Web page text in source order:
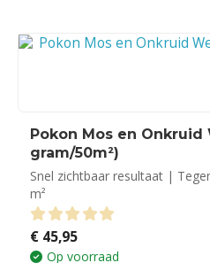
Pokon Mos en Onkruid
gram/50m²)
Snel zichtbaar resultaat |
m²
0 out of 5
€ 45,95
Op voorraad